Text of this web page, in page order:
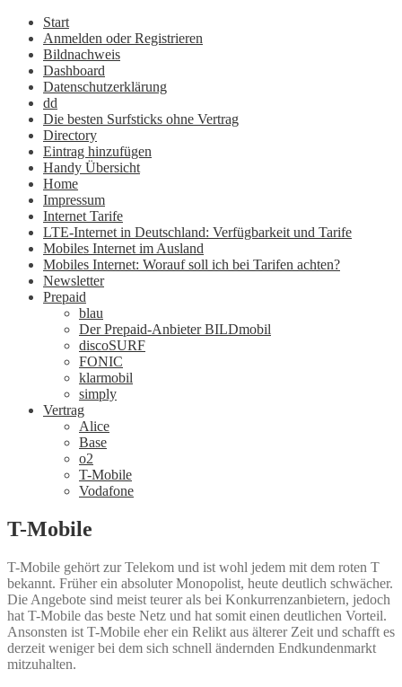
Start
Anmelden oder Registrieren
Bildnachweis
Dashboard
Datenschutzerklärung
dd
Die besten Surfsticks ohne Vertrag
Directory
Eintrag hinzufügen
Handy Übersicht
Home
Impressum
Internet Tarife
LTE-Internet in Deutschland: Verfügbarkeit und Tarife
Mobiles Internet im Ausland
Mobiles Internet: Worauf soll ich bei Tarifen achten?
Newsletter
Prepaid
blau
Der Prepaid-Anbieter BILDmobil
discoSURF
FONIC
klarmobil
simply
Vertrag
Alice
Base
o2
T-Mobile
Vodafone
T-Mobile
T-Mobile gehört zur Telekom und ist wohl jedem mit dem roten T
bekannt. Früher ein absoluter Monopolist, heute deutlich schwächer.
Die Angebote sind meist teurer als bei Konkurrenzanbietern, jedoch
hat T-Mobile das beste Netz und hat somit einen deutlichen Vorteil.
Ansonsten ist T-Mobile eher ein Relikt aus älterer Zeit und schafft es
derzeit weniger bei dem sich schnell ändernden Endkundenmarkt
mitzuhalten.